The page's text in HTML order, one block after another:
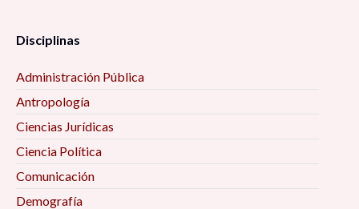
Disciplinas
Administración Pública
Antropología
Ciencias Jurídicas
Ciencia Política
Comunicación
Demografía